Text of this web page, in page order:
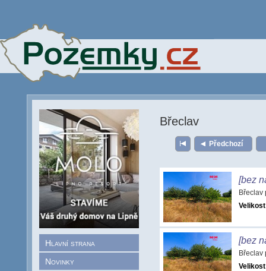
Hlavní strana
Novinky
Břeclav
Předchozí
[bez
Břeclav
[bez
Břeclav